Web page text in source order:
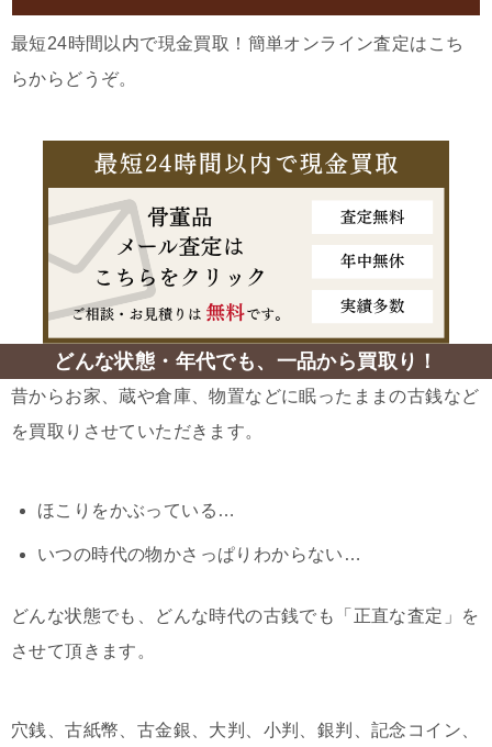
最短24時間以内で現金買取！簡単オンライン査定はこち
らからどうぞ。
どんな状態・年代でも、一品から買取り！
昔からお家、蔵や倉庫、物置などに眠ったままの古銭など
を買取りさせていただきます。
ほこりをかぶっている…
いつの時代の物かさっぱりわからない…
どんな状態でも、どんな時代の古銭でも「正直な査定」を
させて頂きます。
穴銭、古紙幣、古金銀、大判、小判、銀判、記念コイン、